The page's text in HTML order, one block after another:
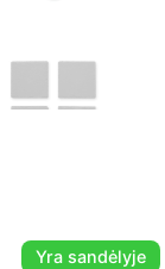
Yra sandėlyje